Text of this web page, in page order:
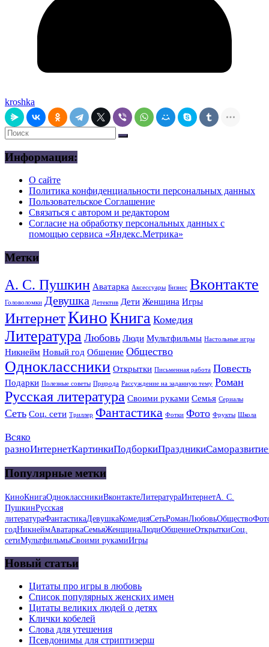
kroshka
Информация:
О сайте
Политика конфиденциальности персональных данных
Пользовательское Соглашение
Связаться с автором и редактором
Согласие на обработку персональных данных с
помощью сервиса «Яндекс.Метрика»
Метки
А. С. Пушкин Аватарка Аксессуары Бизнес Вконтакте
Головоломки Девушка Детектив Дети Женщина Игры
ИнтернетКиноКнига Комедия
Литература Любовь Люди Мультфильмы Настольные игры
Никнейм Новый год Общение Общество
Одноклассники Открытки Письменная работа Повесть
Подарки Полезные советы Природа Рассуждение на заданную тему Роман
Русская литература Своими руками Семья Сериалы
Сеть Соц. сети Триллер Фантастика Фотки Фото Фрукты Школа
Всяко
разноИнтернетКартинкиПодборкиПраздникиСаморазвитие
Популярные метки
КиноКнигаОдноклассникиВконтактеЛитератураИнтернетА. С.
ПушкинРусская
литератураФантастикаДевушкаКомедияСетьРоманЛюбовьОбщество
годНикнеймАватаркаСемьяЖенщинаЛюдиОбщениеОткрыткиСоц.
сетиМультфильмыСвоими рукамиИгры
Новый статьи
Цитаты про игры в любовь
Список популярных женских имен
Цитаты великих людей о детях
Клички кобелей
Слова для утешения
Псевдонимы для стриптизерш